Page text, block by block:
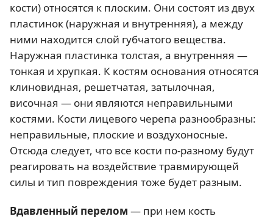
кости) относятся к плоским. Они состоят из двух
пластинок (наружная и внутренняя), а между
ними находится слой губчатого вещества.
Наружная пластинка толстая, а внутренняя —
тонкая и хрупкая. К костям основания относятся
клиновидная, решетчатая, затылочная,
височная — они являются неправильными
костями. Кости лицевого черепа разнообразны:
неправильные, плоские и воздухоносные.
Отсюда следует, что все кости по-разному будут
реагировать на воздействие травмирующей
силы и тип повреждения тоже будет разным.
Вдавленный перелом — при нем кость